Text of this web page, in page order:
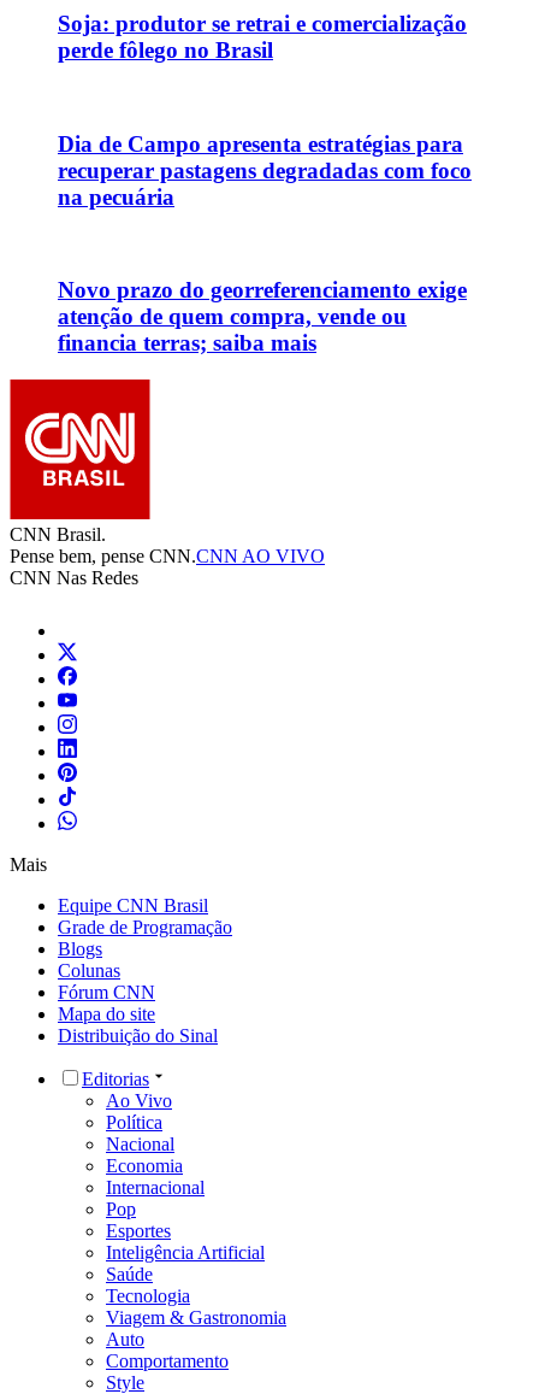
Soja: produtor se retrai e comercialização
perde fôlego no Brasil
Dia de Campo apresenta estratégias para
recuperar pastagens degradadas com foco
na pecuária
Novo prazo do georreferenciamento exige
atenção de quem compra, vende ou
financia terras; saiba mais
CNN Brasil.
Pense bem, pense CNN.CNN AO VIVO
CNN Nas Redes
Mais
Equipe CNN Brasil
Grade de Programação
Blogs
Colunas
Fórum CNN
Mapa do site
Distribuição do Sinal
Editorias
Ao Vivo
Política
Nacional
Economia
Internacional
Pop
Esportes
Inteligência Artificial
Saúde
Tecnologia
Viagem & Gastronomia
Auto
Comportamento
Style